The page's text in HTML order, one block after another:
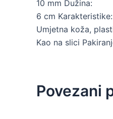
10 mm Dužina:
6 cm
Umjetna koža,
Kao na slici
Povezani